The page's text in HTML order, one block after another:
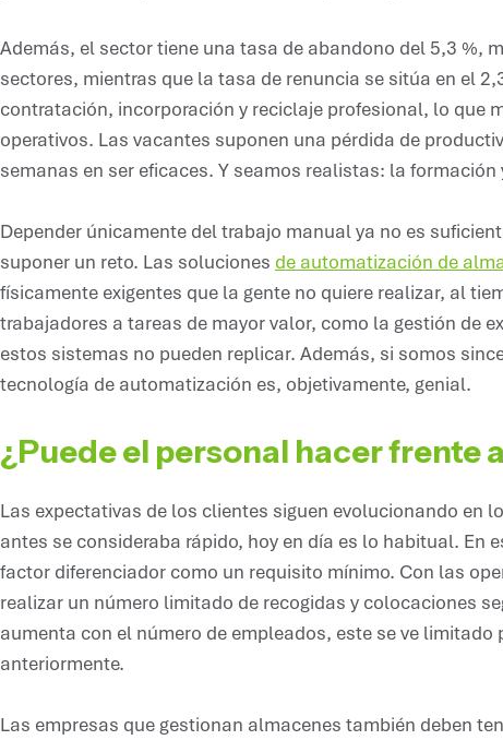
Además, el sector tiene una tasa de abandono del 5,3 %,
sectores, mientras que la tasa de renuncia se sitúa en el
contratación, incorporación y reciclaje profesional, lo que
operativos. Las vacantes suponen una pérdida de
semanas en ser eficaces. Y seamos realistas: la
Depender únicamente del trabajo manual ya no es
suponer un reto. Las soluciones de automatización de
físicamente exigentes que la gente no quiere realizar, al
trabajadores a tareas de mayor valor, como la gestión de
estos sistemas no pueden replicar. Además, si somos
tecnología de automatización es, objetivamente, genial.
¿Puede el personal hacer frente
Las expectativas de los clientes siguen evolucionando en
antes se consideraba rápido, hoy en día es lo habitual. En
factor diferenciador como un requisito mínimo. Con las
realizar un número limitado de recogidas y colocaciones
aumenta con el número de empleados, este se ve
anteriormente.
Las empresas que gestionan almacenes también deben